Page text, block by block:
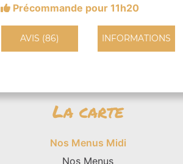
Précommande pour 11h20
AVIS (86) INFORMATIONS
La carte
Nos Menus Midi
Nos Menus